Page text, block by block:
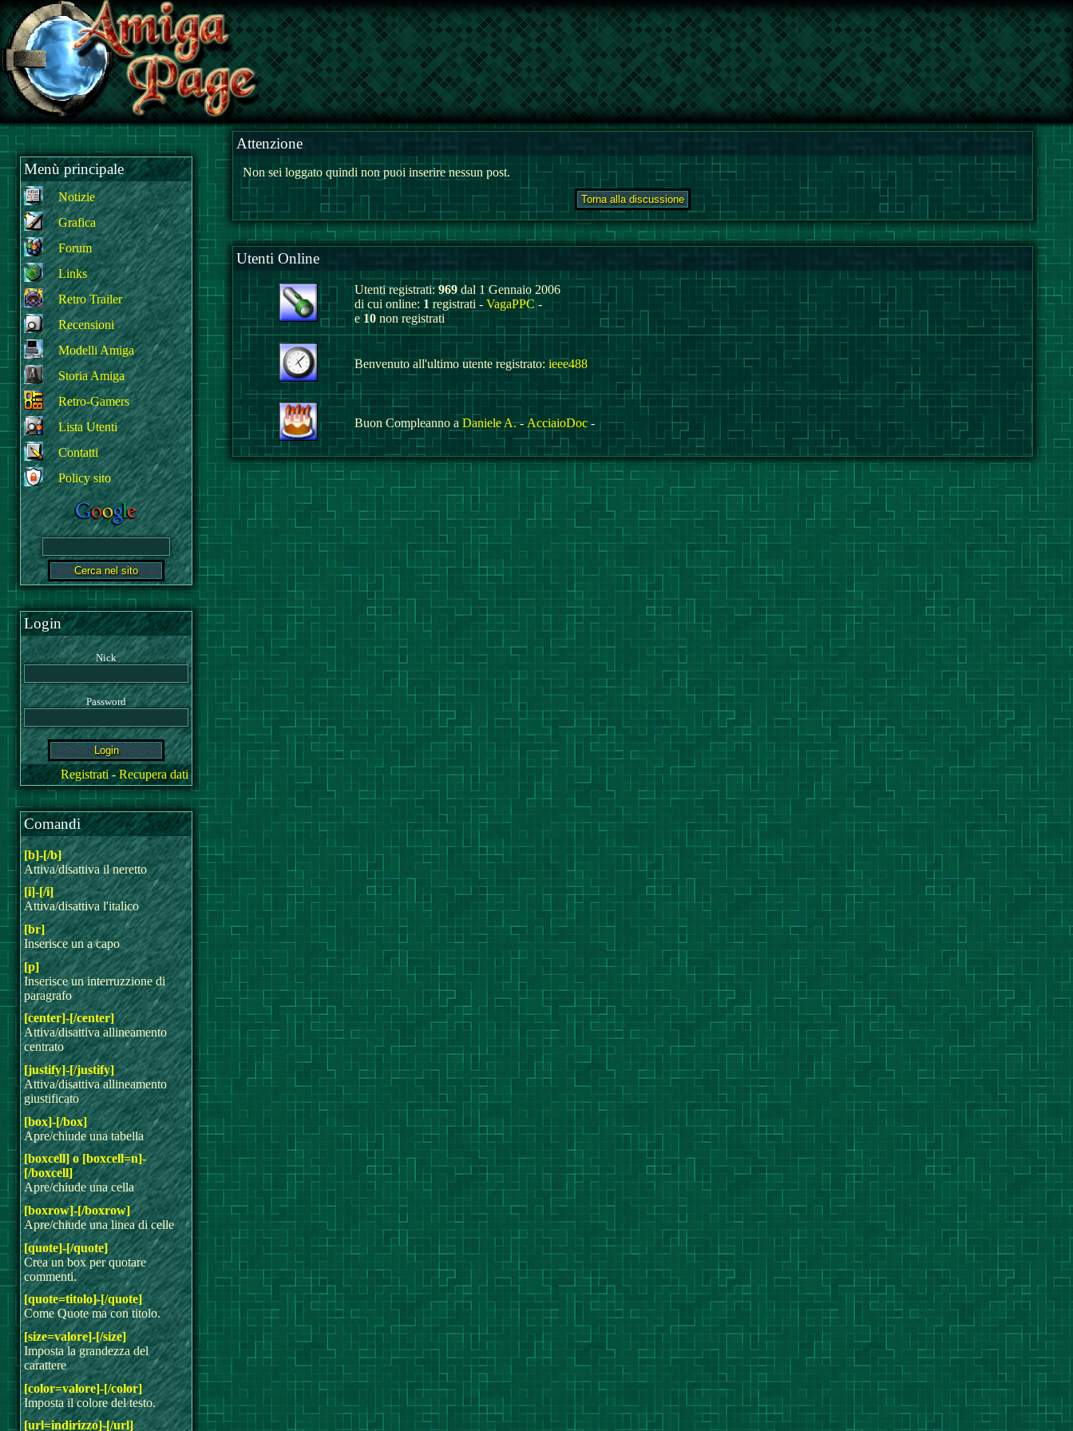
Menù principale
Notizie
Grafica
Forum
Links
Retro Trailer
Recensioni
Modelli Amiga
Storia Amiga
Retro-Gamers
Lista Utenti
Contatti
Policy sito
Login
Nick
Password
Registrati-Recupera dati
Comandi
[b]-[/b]
Attiva/disattiva il neretto
[i]-[/i]
Attiva/disattiva l'italico
[br]
Inserisce un a capo
[p]
Inserisce un interruzzione di
paragrafo
[center]-[/center]
Attiva/disattiva allineamento
centrato
[justify]-[/justify]
Attiva/disattiva allineamento
giustificato
[box]-[/box]
Apre/chiude una tabella
[boxcell] o [boxcell=n]-
[/boxcell]
Apre/chiude una cella
[boxrow]-[/boxrow]
Apre/chiude una linea di celle
[quote]-[/quote]
Crea un box per quotare
commenti.
[quote=titolo]-[/quote]
Come Quote ma con titolo.
[size=valore]-[/size]
Imposta la grandezza del
carattere
[color=valore]-[/color]
Imposta il colore del testo.
[url=indirizzo]-[/url]
Attenzione
Non sei loggato quindi non puoi inserire nessun post.
Utenti Online
Utenti registrati:969 dal 1 Gennaio 2006
di cui online: 1 registrati - VagaPPC-
e 10 non registrati
Benvenuto all'ultimo utente registrato: ieee488
Buon Compleanno a Daniele A.-AcciaioDoc -